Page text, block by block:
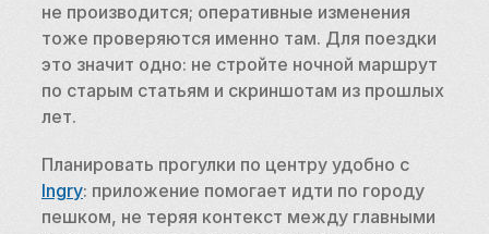
не производится; оперативные изменения
тоже проверяются именно там. Для поездки
это значит одно: не стройте ночной маршрут
по старым статьям и скриншотам из прошлых
лет.
Планировать прогулки по центру удобно с
Ingry: приложение помогает идти по городу
пешком, не теряя контекст между главными